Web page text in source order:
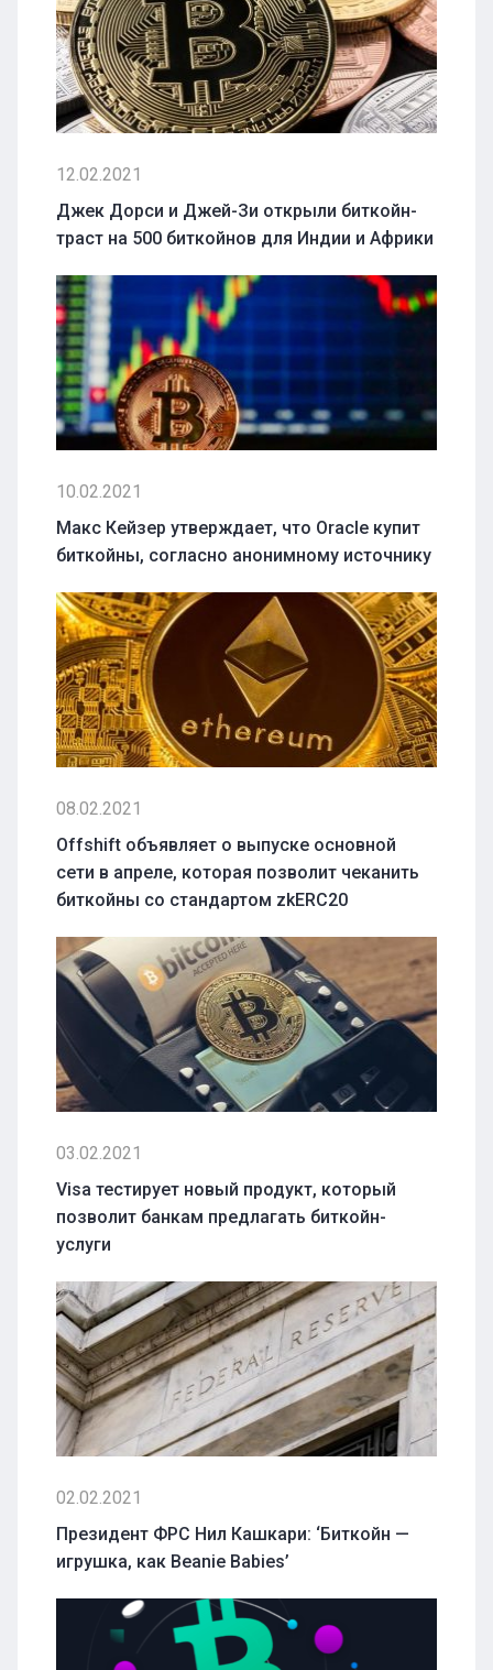
12.02.2021
Джек Дорси и Джей-Зи открыли биткойн-
траст на 500 биткойнов для Индии и Африки
10.02.2021
Макс Кейзер утверждает, что Oracle купит
биткойны, согласно анонимному источнику
08.02.2021
Offshift объявляет о выпуске основной
сети в апреле, которая позволит чеканить
биткойны со стандартом zkERC20
03.02.2021
Visa тестирует новый продукт, который
позволит банкам предлагать биткойн-
услуги
02.02.2021
Президент ФРС Нил Кашкари: ‘Биткойн —
игрушка, как Beanie Babies’